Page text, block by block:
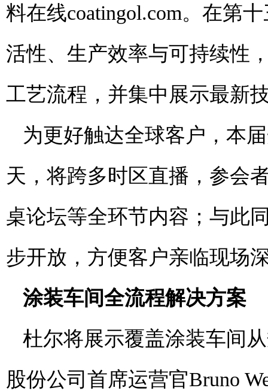
料在线coatingol.com。在第
活性、生产效率与可持续性
工艺流程，并集中展示最新
为更好触达全球客户，本
天，将跨多时区直播，参会
桌论坛等全环节内容；与此
步开放，方便客户亲临现场
涂装车间全流程解决方案
杜尔将展示覆盖涂装车间
股份公司首席运营官Bruno